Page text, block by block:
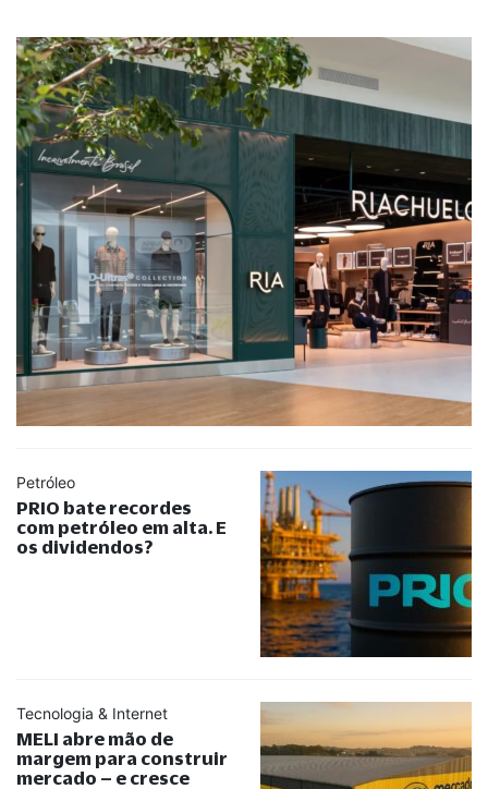
Petróleo
PRIO bate recordes
com petróleo em alta. E
os dividendos?
Tecnologia & Internet
MELI abre mão de
margem para construir
mercado – e cresce